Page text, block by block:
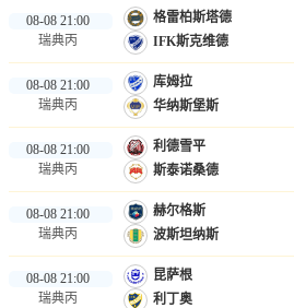
08-08 21:00
瑞典丙
格雷柏斯塔德
IFK斯克维德
08-08 21:00
瑞典丙
库姆拉
华纳斯堡斯
08-08 21:00
瑞典丙
利德雪平
斯泰诺桑德
08-08 21:00
瑞典丙
赫尔格斯
波斯坦纳斯
08-08 21:00
瑞典丙
昆萨根
利丁奥